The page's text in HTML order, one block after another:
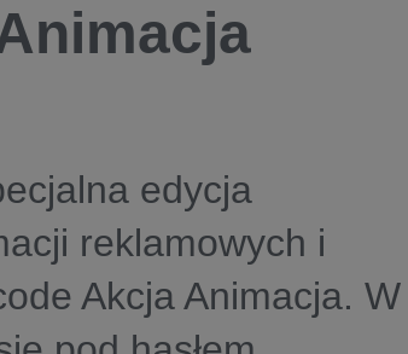
edycja
reklamowych i
Akcja Animacja. W